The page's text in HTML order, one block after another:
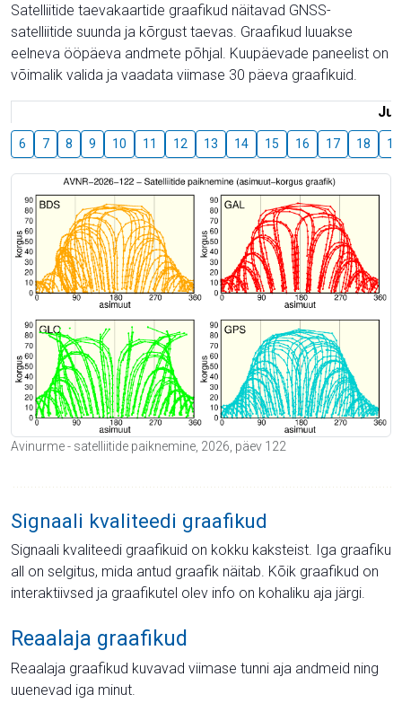
Satelliitide taevakaartide graafikud näitavad GNSS-
satelliitide suunda ja kõrgust taevas. Graafikud luuakse
eelneva ööpäeva andmete põhjal. Kuupäevade paneelist on
võimalik valida ja vaadata viimase 30 päeva graafikuid.
6 7 8 9 10 11 12 13 14 15 16 17 18 19
Avinurme - satelliitide paiknemine, 2026, päev 122
Signaali kvaliteedi graafikud
Signaali kvaliteedi graafikuid on kokku kaksteist. Iga graafiku
all on selgitus, mida antud graafik näitab. Kõik graafikud on
interaktiivsed ja graafikutel olev info on kohaliku aja järgi.
Reaalaja graafikud
Reaalaja graafikud kuvavad viimase tunni aja andmeid ning
uuenevad iga minut.